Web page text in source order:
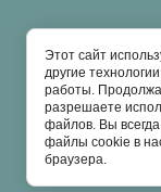
Этот сайт
другие
работы.
разрешаете
файлов. Вы
файлы cookie в
браузера.